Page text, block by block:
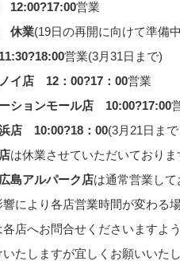
12:00?17:00営業
休業(19日の再開に向けて準備
11:30?18:00営業(3月31日まで)
イ店 12：00?17：00営業
ションモール店 10:00?17:00
店 10:00?18：00(3月21日ま
は休業させていただいておりま
島アルパーク店は通常営業し
により各店営業時間が変わる
店へお問合せくださいますよ
いたしますが宜しくお願いいた